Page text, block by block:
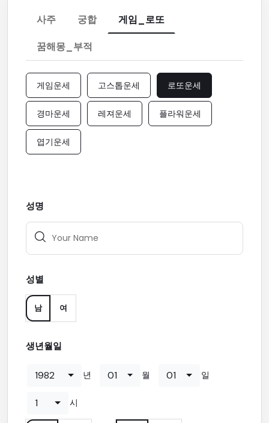
사주 궁합
게임_로또
꿈해몽_부적
게임운세 고스톱운세 로또운세
경마운세 레져운세 플라워운세
엽기운세
성명
성별
남 여
생년월일
1982 년 01 월 01 일
1 시